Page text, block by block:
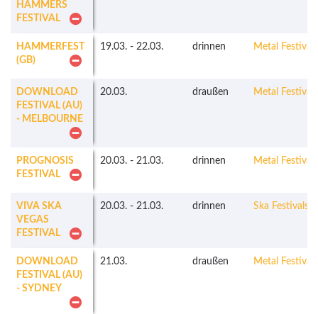
HAMMERS
FESTIVAL
HAMMERFEST
(GB)
19.03. - 22.03. drinnen Metal Festivals
DOWNLOAD
FESTIVAL (AU)
- MELBOURNE
20.03. draußen Metal Festivals
PROGNOSIS
FESTIVAL
20.03. - 21.03. drinnen Metal Festivals
VIVA SKA
VEGAS
FESTIVAL
20.03. - 21.03. drinnen Ska Festivals
DOWNLOAD
FESTIVAL (AU)
- SYDNEY
21.03. draußen Metal Festivals